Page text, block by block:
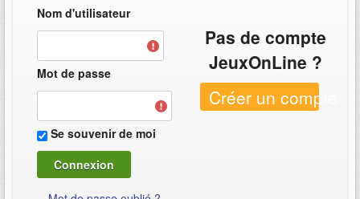
Nom d'utilisateur
Mot de passe
Se souvenir de moi
Pas de compte
JeuxOnLine ?
Créer un compte